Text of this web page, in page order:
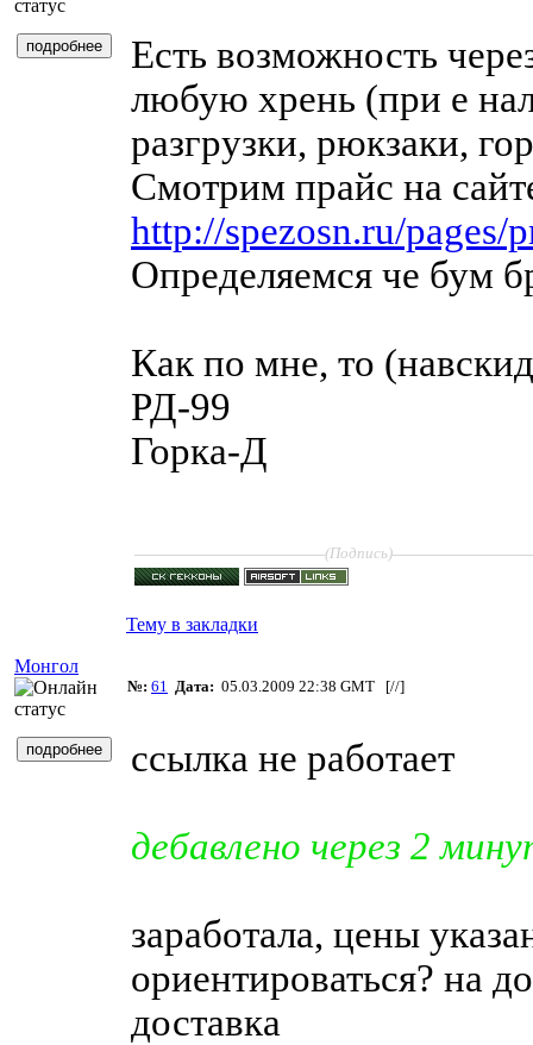
Есть возможность
любую хрень (при е
разгрузки, рюкзаки,
Смотрим прайс на
http://spezosn.ru/pages/
Определяемся че бум
Как по мне, то
РД-99
Горка-Д
(Подпись)
Тему в закладки
Монгол
№: 61 Дата: 05.03.2009 22:38 GMT [//]
ссылка не работает
дебавлено через 2
заработала, цены
ориентироваться? на
доставка